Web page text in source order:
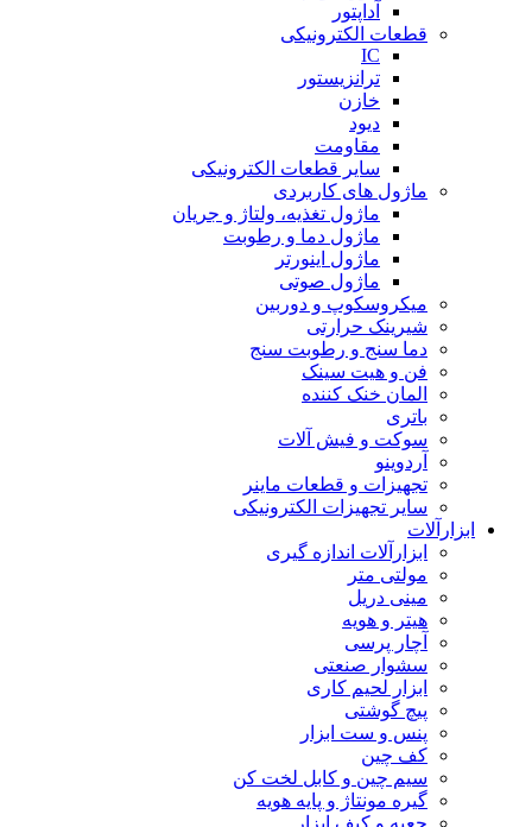
آداپتور
قطعات الکترونیکی
IC
ترانزیستور
خازن
دیود
مقاومت
سایر قطعات الکترونیکی
ماژول های کاربردی
ماژول تغذیه، ولتاژ و جریان
ماژول دما و رطوبت
ماژول اینورتر
ماژول صوتی
میکروسکوپ و دوربین
شیرینک حرارتی
دما سنج و رطوبت سنج
فن و هیت سینک
المان خنک کننده
باتری
سوکت و فیش آلات
آردوینو
تجهیزات و قطعات ماینر
سایر تجهیزات الکترونیکی
ابزارآلات
ابزارآلات اندازه گیری
مولتی متر
مینی دریل
هیتر و هویه
آچار پرسی
سشوار صنعتی
ابزار لحیم کاری
پیچ گوشتی
پنس و ست ابزار
کف چین
سیم چین و کابل لخت کن
گیره مونتاژ و پایه هویه
جعبه و کیف ابزار